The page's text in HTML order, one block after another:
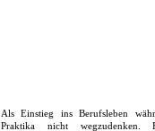
Als Einstieg ins Berufsleben
Praktika nicht wegzudenken.